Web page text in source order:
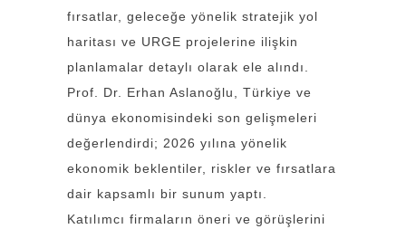
fırsatlar, geleceğe yönelik stratejik yol
haritası ve URGE projelerine ilişkin
planlamalar detaylı olarak ele alındı.
Prof. Dr. Erhan Aslanoğlu, Türkiye ve
dünya ekonomisindeki son gelişmeleri
değerlendirdi; 2026 yılına yönelik
ekonomik beklentiler, riskler ve fırsatlara
dair kapsamlı bir sunum yaptı.
Katılımcı firmaların öneri ve görüşlerini